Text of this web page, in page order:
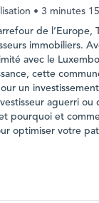
• 3 minutes 15
de l’Europe,
immobiliers.
avec le
cette
un
aguerri
pourquoi et
optimiser votre